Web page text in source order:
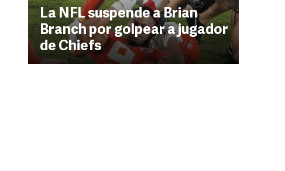
La NFL suspende a Brian
Branch por golpear a jugador
de Chiefs